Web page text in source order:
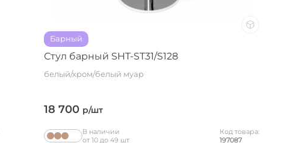
Барный
Стул барный SHT-ST31/S128
белый/хром/белый муар
18 700 р/шт
В наличии
от 10 до 49 шт
Код товара:
197087